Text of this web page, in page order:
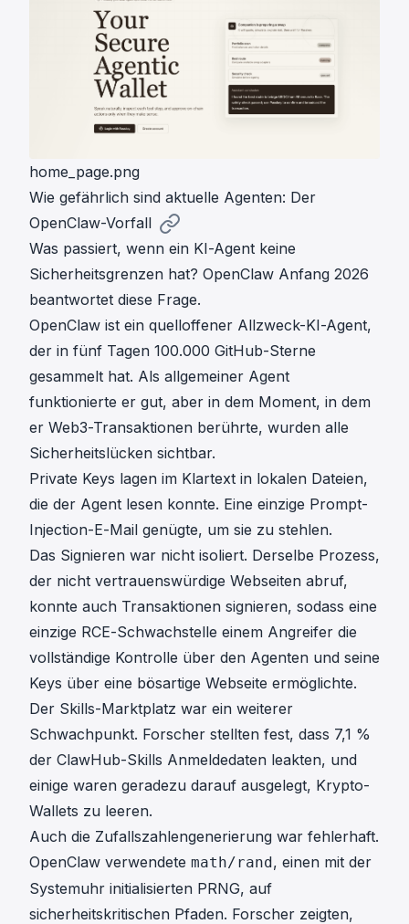
home_page.png
Wie gefährlich sind aktuelle Agenten: Der
OpenClaw-Vorfall
Was passiert, wenn ein KI-Agent keine
Sicherheitsgrenzen hat? OpenClaw Anfang 2026
beantwortet diese Frage.
OpenClaw ist ein quelloffener Allzweck-KI-Agent,
der in fünf Tagen 100.000 GitHub-Sterne
gesammelt hat. Als allgemeiner Agent
funktionierte er gut, aber in dem Moment, in dem
er Web3-Transaktionen berührte, wurden alle
Sicherheitslücken sichtbar.
Private Keys lagen im Klartext in lokalen Dateien,
die der Agent lesen konnte. Eine einzige Prompt-
Injection-E-Mail genügte, um sie zu stehlen.
Das Signieren war nicht isoliert. Derselbe Prozess,
der nicht vertrauenswürdige Webseiten abruf,
konnte auch Transaktionen signieren, sodass eine
einzige RCE-Schwachstelle einem Angreifer die
vollständige Kontrolle über den Agenten und seine
Keys über eine bösartige Webseite ermöglichte.
Der Skills-Marktplatz war ein weiterer
Schwachpunkt. Forscher stellten fest, dass 7,1 %
der ClawHub-Skills Anmeldedaten leakten, und
einige waren geradezu darauf ausgelegt, Krypto-
Wallets zu leeren.
Auch die Zufallszahlengenerierung war fehlerhaft.
OpenClaw verwendete math/rand, einen mit der
Systemuhr initialisierten PRNG, auf
sicherheitskritischen Pfaden. Forscher zeigten,